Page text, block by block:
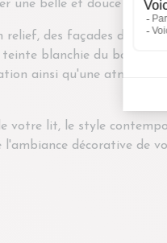
une belle et douce nuit.
relief, des façades des
blanchie du bois de
ainsi qu'une
votre lit, le style
l'ambiance décorative de